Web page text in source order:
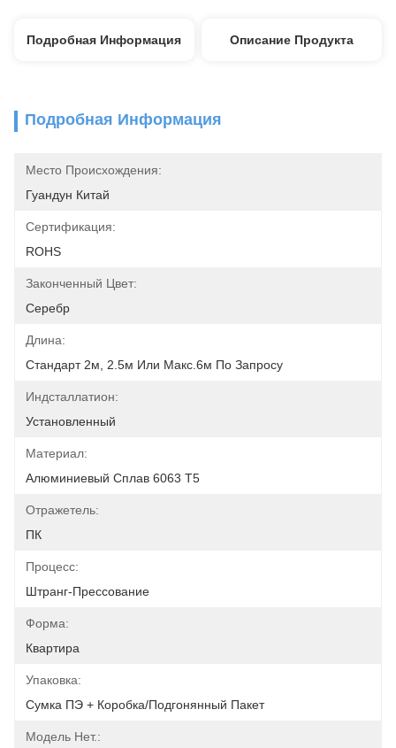
Подробная Информация Описание Продукта
Подробная Информация
Место Происхождения:
Гуандун Китай
Сертификация:
ROHS
Законченный Цвет:
Серебр
Длина:
Стандарт 2м, 2.5м Или Макс.6м По Запросу
Индсталлатион:
Установленный
Материал:
Алюминиевый Сплав 6063 Т5
Отражетель:
ПК
Процесс:
Штранг-Прессование
Форма:
Квартира
Упаковка:
Сумка ПЭ + Коробка/подгонянный Пакет
Модель Нет.: